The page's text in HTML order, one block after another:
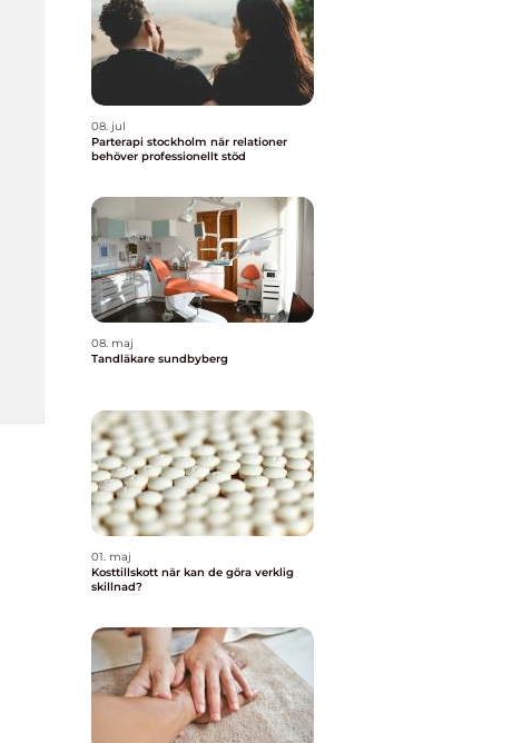
08. jul
Parterapi stockholm när relationer
behöver professionellt stöd
08. maj
Tandläkare sundbyberg
01. maj
Kosttillskott när kan de göra verklig
skillnad?